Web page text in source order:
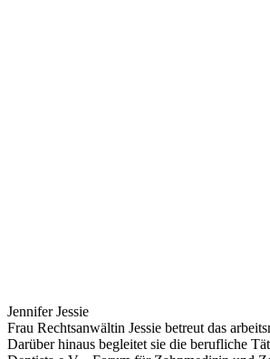
Jennifer Jessie
Frau Rechtsanwältin Jessie betreut das
Darüber hinaus begleitet sie die berufliche